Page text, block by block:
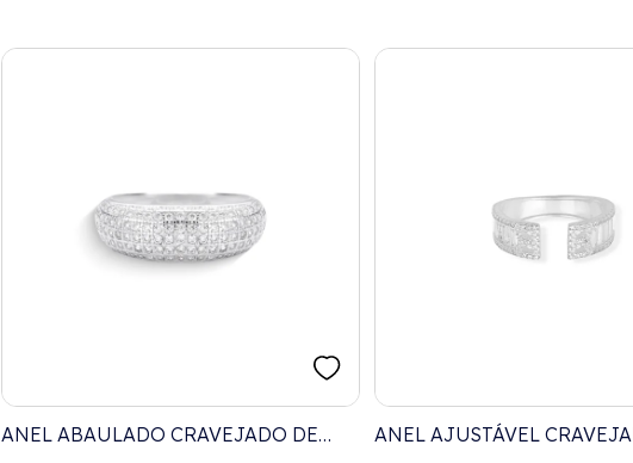
ANEL ABAULADO CRAVEJADO DE
ANEL AJUSTÁVEL